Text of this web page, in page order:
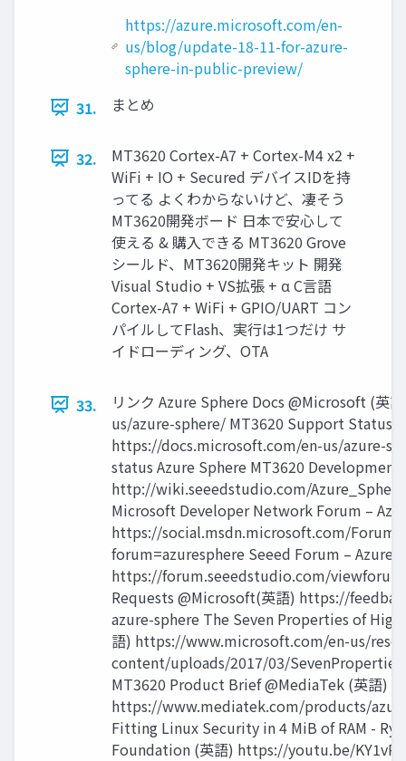
https://azure.microsoft.com/en-
us/blog/update-18-11-for-azure-
sphere-in-public-preview/
31.
まとめ
32.
MT3620 Cortex-A7 + Cortex-M4 x2 +
WiFi + IO + Secured デバイスIDを持
ってる よくわからないけど、凄そう
MT3620開発ボード 日本で安心して
使える & 購入できる MT3620 Grove
シールド、MT3620開発キット 開発
Visual Studio + VS拡張 + α C言語
Cortex-A7 + WiFi + GPIO/UART コン
パイルしてFlash、実行は1つだけ サ
イドローディング、OTA
33.
リンク Azure Sphere Docs @Microsoft (
us/azure-sphere/ MT3620 Support Status
https://docs.microsoft.com/en-us/azure-
status Azure Sphere MT3620 Development
http://wiki.seeedstudio.com/
Microsoft Developer Network Forum –
https://social.msdn.microsoft.com/
forum=azuresphere Seeed Forum – Azure
https://forum.seeedstudio.com/
Requests @Microsoft(英語) https://
azure-sphere The Seven Properties of
語) https://www.microsoft.com/en-us/
content/uploads/2017/03/
MT3620 Product Brief @MediaTek (英語)
https://www.mediatek.com/products/
Fitting Linux Security in 4 MiB of RAM -
Foundation (英語) https://youtu.be/